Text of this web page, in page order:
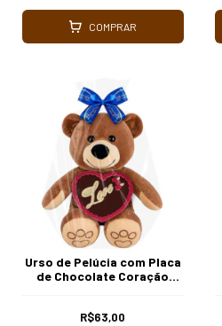
COMPRAR
Urso de Pelúcia com Placa
de Chocolate Coração
R$63,00